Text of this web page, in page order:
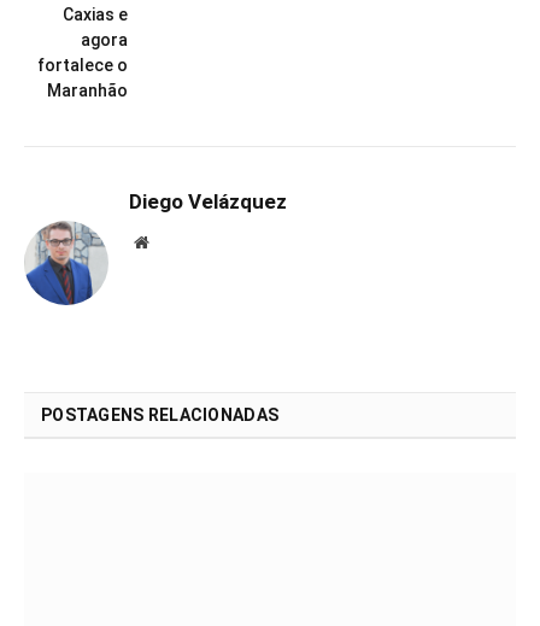
Caxias e
agora
fortalece o
Maranhão
Diego Velázquez
Website
POSTAGENS RELACIONADAS